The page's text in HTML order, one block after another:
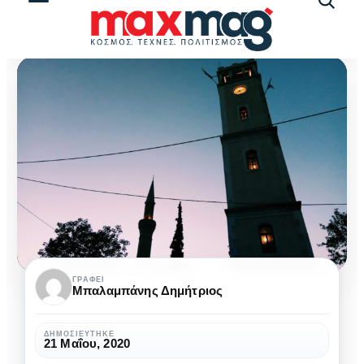
Κομοτηνή,
πρωτεύουσα
της
ΓΡΆΦΕΙ
Μπαλαμπάνης Δημήτριος
ΔΗΜΟΣΙΕΎΤΗΚΕ
21 Μαΐου, 2020